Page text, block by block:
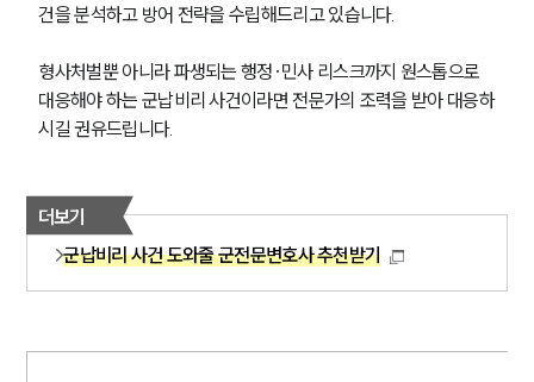
건을 분석하고 방어 전략을 수립해드리고 있습니다.
형사처벌뿐 아니라 파생되는 행정·민사 리스크까지 원스톱으로
대응해야 하는 군납비리 사건이라면 전문가의 조력을 받아 대응하
시길 권유드립니다.
더보기
군납비리 사건 도와줄 군전문변호사 추천받기